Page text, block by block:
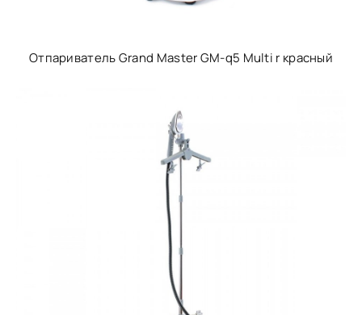
Отпариватель Grand Master GM-q5 Multi r красный